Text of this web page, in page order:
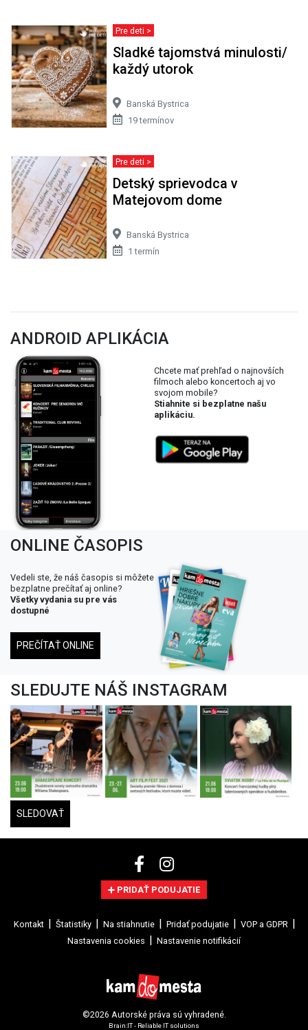
Pre deti >
Sladké tajomstvá minulosti/
každý utorok
Banská Bystrica
19 termínov
Pre deti >
Detský sprievodca v
Matejovom dome
Banská Bystrica
1 termín
ANDROID APLIKÁCIA
Chcete mať prehľad o najnovších
filmoch alebo koncertoch aj vo
svojom mobile?
Stiahnite si bezplatne našu
aplikáciu.
ONLINE ČASOPIS
Vedeli ste, že náš časopis si môžete
bezplatne prečítať aj online?
Všetky vydania su pre vás
dostupné
PREČÍTAŤ ONLINE
SLEDUJTE NÁŠ INSTAGRAM
SLEDOVAŤ
PRIDAŤ PODUJATIE
Kontakt Štatistiky Na stiahnutie Pridať podujatie
VOP a GDPR
Nastavenia cookies
Nastavenie notifikácií
©2026 Autorské práva sú vyhradené.
Brain:IT - Reliable IT solutions